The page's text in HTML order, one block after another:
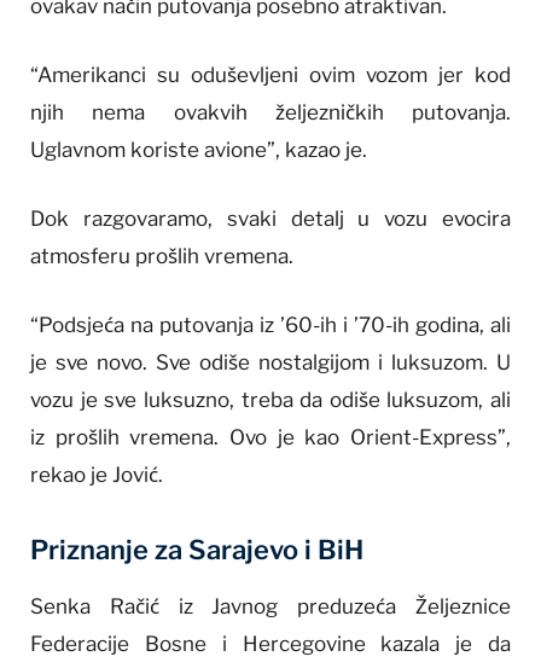
ovakav način putovanja posebno atraktivan.
“Amerikanci su oduševljeni ovim vozom jer kod
njih nema ovakvih željezničkih putovanja.
Uglavnom koriste avione”, kazao je.
Dok razgovaramo, svaki detalj u vozu evocira
atmosferu prošlih vremena.
“Podsjeća na putovanja iz ’60-ih i ’70-ih godina, ali
je sve novo. Sve odiše nostalgijom i luksuzom. U
vozu je sve luksuzno, treba da odiše luksuzom, ali
iz prošlih vremena. Ovo je kao Orient-Express”,
rekao je Jović.
Priznanje za Sarajevo i BiH
Senka Račić iz Javnog preduzeća Željeznice
Federacije Bosne i Hercegovine kazala je da